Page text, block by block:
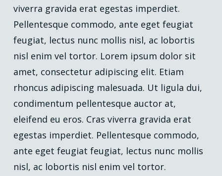
viverra gravida erat egestas imperdiet.
Pellentesque commodo, ante eget feugiat
feugiat, lectus nunc mollis nisl, ac lobortis
nisl enim vel tortor. Lorem ipsum dolor sit
amet, consectetur adipiscing elit. Etiam
rhoncus adipiscing malesuada. Ut ligula dui,
condimentum pellentesque auctor at,
eleifend eu eros. Cras viverra gravida erat
egestas imperdiet. Pellentesque commodo,
ante eget feugiat feugiat, lectus nunc mollis
nisl, ac lobortis nisl enim vel tortor.